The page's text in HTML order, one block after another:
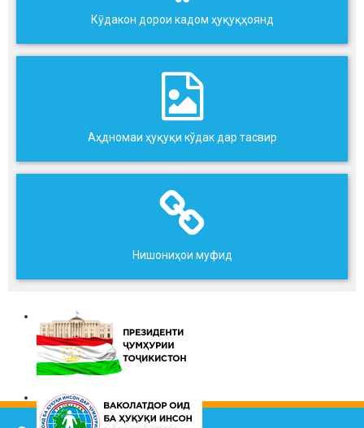
Кӯдакон дорои кадом ҳуқуқҳоянд
Аҳдномаи ҳуқуқи кўдак дар тасвир
Нишониҳои муфид